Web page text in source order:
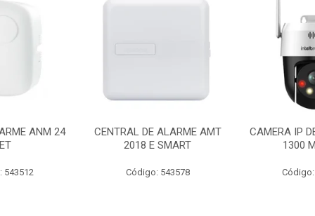
ANM 24
543512
CENTRAL DE ALARME AMT
2018 E SMART
Código: 543578
CAMERA IP
1300